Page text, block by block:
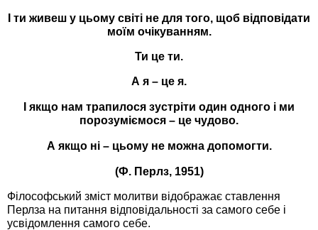
І ти живеш у цьому світі не для того, щоб відповідати
моїм очікуванням.
Ти це ти.
А я – це я.
І якщо нам трапилося зустріти один одного і ми
порозуміємося – це чудово.
А якщо ні –цьому не можна допомогти.
(Ф. Перлз, 1951)
Філософський зміст молитви відображає ставлення
Перлза на питання відповідальності за самого себе і
усвідомлення самого себе.